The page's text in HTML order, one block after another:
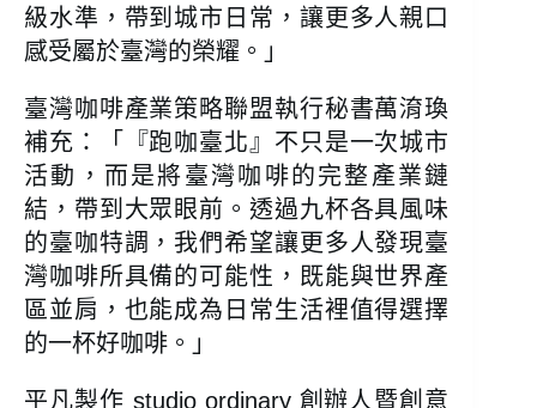
級水準，帶到城市日常，讓更多人親口
感受屬於臺灣的榮耀。」
臺灣咖啡產業策略聯盟執行秘書萬淯瑍
補充：「『跑咖臺北』不只是一次城市
活動，而是將臺灣咖啡的完整產業鏈
結，帶到大眾眼前。透過九杯各具風味
的臺咖特調，我們希望讓更多人發現臺
灣咖啡所具備的可能性，既能與世界產
區並肩，也能成為日常生活裡值得選擇
的一杯好咖啡。」
平凡製作 studio ordinary 創辦人暨創意